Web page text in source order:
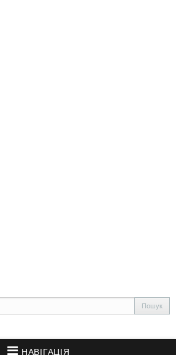
НАВІГАЦІЯ